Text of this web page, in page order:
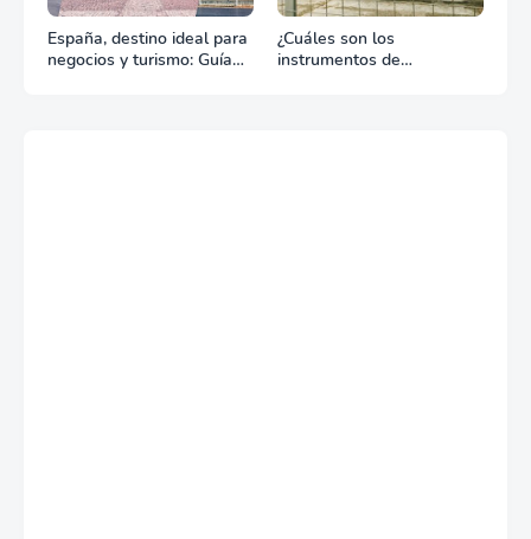
España, destino ideal para
negocios y turismo: Guía
¿Cuáles son los
instrumentos de